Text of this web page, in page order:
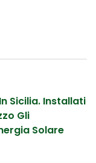
Sicilia. Installati
Gli
Solare